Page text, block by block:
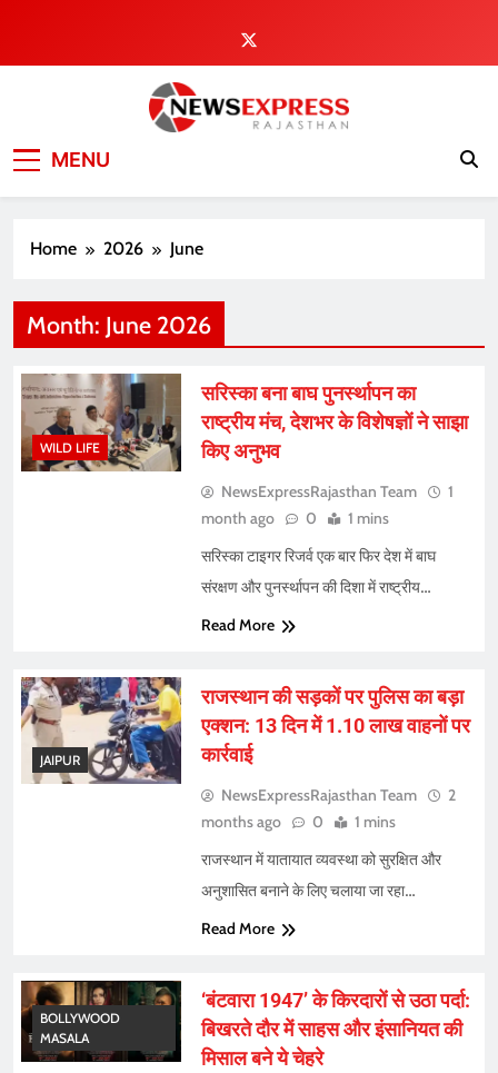
content
MENU
Home 2026 June
Month: June 2026
WILD LIFE
सरिस्का बना बाघ पुनर्स्थापन का
राष्ट्रीय मंच, देशभर के विशेषज्ञों ने साझा
किए अनुभव
NewsExpressRajasthan Team
1
month ago
0 1 mins
सरिस्का टाइगर रिजर्व एक बार फिर देश में बाघ
संरक्षण और पुनर्स्थापन की दिशा में राष्ट्रीय…
Read More
JAIPUR
राजस्थान की सड़कों पर पुलिस का बड़ा
एक्शन: 13 दिन में 1.10 लाख वाहनों पर
कार्रवाई
NewsExpressRajasthan Team
2
months ago
0 1 mins
राजस्थान में यातायात व्यवस्था को सुरक्षित और
अनुशासित बनाने के लिए चलाया जा रहा…
Read More
BOLLYWOOD
MASALA
‘बंटवारा 1947’ के किरदारों से उठा पर्दा:
बिखरते दौर में साहस और इंसानियत की
मिसाल बने ये चेहरे